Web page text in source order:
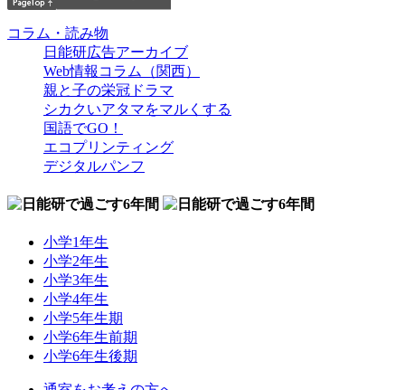
コラム・読み物
日能研広告アーカイブ
Web情報コラム（関西）
親と子の栄冠ドラマ
シカクいアタマをマルくする
国語でGO！
エコプリンティング
デジタルパンフ
小学1年生
小学2年生
小学3年生
小学4年生
小学5年生期
小学6年生前期
小学6年生後期